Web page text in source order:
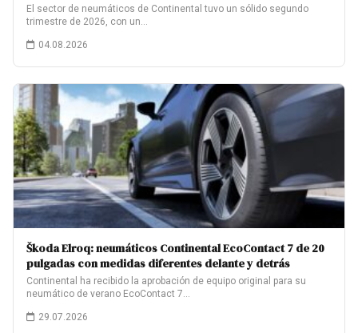
El sector de neumáticos de Continental tuvo un sólido segundo
trimestre de 2026, con un…
04.08.2026
Škoda Elroq: neumáticos Continental EcoContact 7 de 20
pulgadas con medidas diferentes delante y detrás
Continental ha recibido la aprobación de equipo original para su
neumático de verano EcoContact 7…
29.07.2026